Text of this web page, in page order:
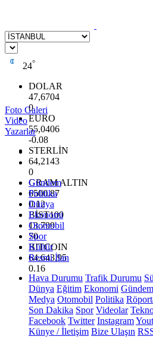
24°
DOLAR
47,6704
0
EURO
55,0406
-0.08
STERLİN
64,2143
0
GRAM ALTIN
6500.87
0.12
BİST100
13.799
70
BITCOIN
64.643,95
0.16
Foto Galeri
Video
Yazarlar
Gündem
Politika
Dünya
Ekonomi
Otomobil
Spor
Kültür
Resmi İlan
Hava Durumu Trafik Durumu
Dünya Eğitim Ekonomi Gündem
Medya Otomobil Politika
Son Dakika Spor Videolar
Facebook Twitter Instagram
Künye / İletişim Bize Ulaşın